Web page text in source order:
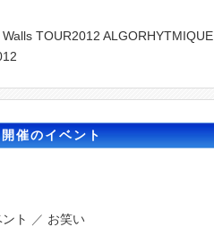
TOUR2012 ALGORHYTMIQUE
催のイベント
ト
／ お笑い